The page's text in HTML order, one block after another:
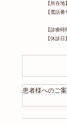
【所在
【電話
業者
【診療
【休診
患者様へのご